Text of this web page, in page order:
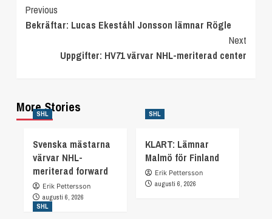
Continue
Reading
Previous
Bekräftar: Lucas Ekeståhl Jonsson lämnar Rögle
Next
Uppgifter: HV71 värvar NHL-meriterad center
More Stories
SHL
Svenska mästarna
värvar NHL-
meriterad forward
Erik Pettersson
augusti 6, 2026
SHL
KLART: Lämnar
Malmö för Finland
Erik Pettersson
augusti 6, 2026
SHL